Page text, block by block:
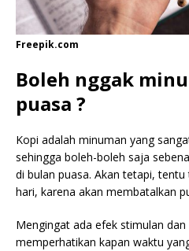
Freepik.com
Boleh nggak
puasa ?
Kopi adalah minuman yang
sehingga boleh-boleh saja
di bulan puasa. Akan tetapi,
hari, karena akan membatalkan
Mengingat ada efek stimulan
memperhatikan kapan waktu